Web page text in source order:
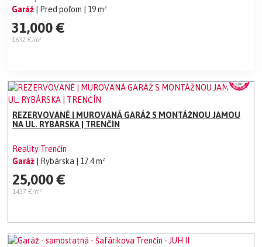
Garáž
| Pred poľom | 19 m²
31,000 €
1632 €/m²
REZERVOVANÉ | MUROVANÁ GARÁŽ S MONTÁŽNOU JAMOU
NA UL. RYBÁRSKA | TRENČÍN
Reality Trenčín
Garáž
| Rybárska | 17.4 m²
25,000 €
1437 €/m²